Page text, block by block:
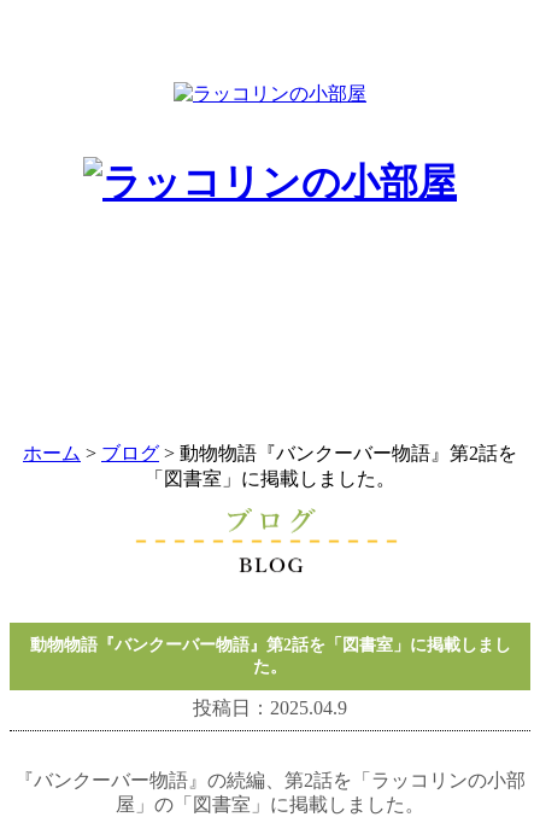
ホーム > ブログ > 動物物語『バンクーバー物語』第2話を
「図書室」に掲載しました。
動物物語『バンクーバー物語』第2話を「図書室」に掲載しまし
た。
投稿日：2025.04.9
『バンクーバー物語』の続編、第2話を「ラッコリンの小部
屋」の「図書室」に掲載しました。